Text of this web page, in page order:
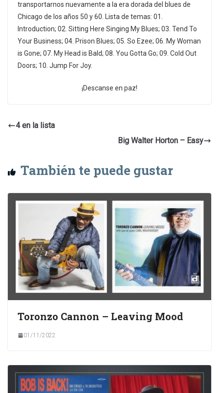
transportarnos nuevamente a la era dorada del blues de
Chicago de los años 50 y 60. Lista de temas: 01.
Introduction; 02. Sitting Here Singing My Blues; 03. Tend To
Your Business; 04. Prison Blues; 05. So Ezee; 06. My Woman
is Gone; 07. My Head is Bald; 08. You Gotta Go; 09. Cold Out
Doors; 10. Jump For Joy.
¡Descanse en paz!
4 en la lista
Big Walter Horton – Easy
También te puede gustar
Toronzo Cannon – Leaving Mood
01/11/2022